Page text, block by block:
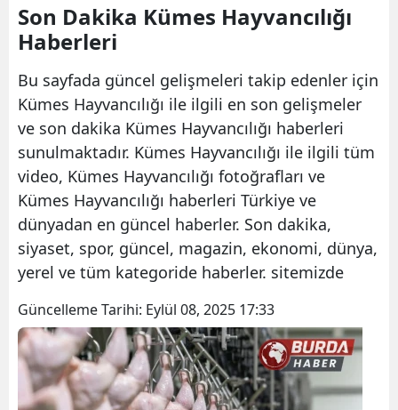
Son Dakika Kümes Hayvancılığı
Haberleri
Bu sayfada güncel gelişmeleri takip edenler için
Kümes Hayvancılığı ile ilgili en son gelişmeler
ve son dakika Kümes Hayvancılığı haberleri
sunulmaktadır. Kümes Hayvancılığı ile ilgili tüm
video, Kümes Hayvancılığı fotoğrafları ve
Kümes Hayvancılığı haberleri Türkiye ve
dünyadan en güncel haberler. Son dakika,
siyaset, spor, güncel, magazin, ekonomi, dünya,
yerel ve tüm kategoride haberler. sitemizde
Güncelleme Tarihi: Eylül 08, 2025 17:33